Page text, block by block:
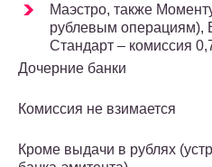
Маэстро, также
рублевым операциям),
Стандарт – комиссия
Дочерние банки
Комиссия не взимается
Кроме выдачи в рублях